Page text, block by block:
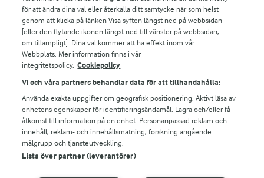
Bildbank
Följ oss
© 2026 Arla Foods
för att ändra dina val eller återkalla ditt samtycke när som helst
genom att klicka på länken Visa syften längst ned på webbsidan
[eller den flytande ikonen längst ned till vänster på webbsidan,
om tillämpligt]. Dina val kommer att ha effekt inom vår
Webbplats. Mer information finns i vår
integritetspolicy. Cookiepolicy
Vi och våra partners behandlar data för att tillhandahålla:
Använda exakta uppgifter om geografisk positionering. Aktivt läsa av
enhetens egenskaper för identifieringsändamål. Lagra och/eller få
åtkomst till information på en enhet. Personanpassad reklam och
innehåll, reklam- och innehållsmätning, forskning angående
målgrupp och tjänsteutveckling.
Lista över partner (leverantörer)